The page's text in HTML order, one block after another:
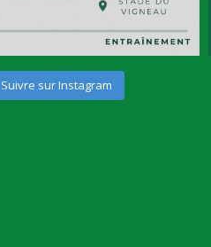
Suivre sur Instagram